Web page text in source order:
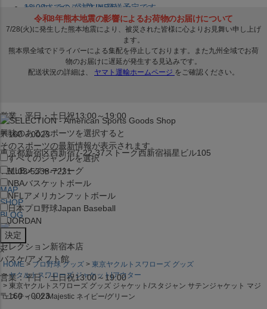
セレクション公式LINE@
営業：平日・土日祝13:00～19:00
〒160－0023
東京都新宿区西新宿7-22-37ストーク西新宿福星ビル105
TEL:03-5338-7231
MAP
SHOP
BLOG
セレクション新宿本店
バスケ/アメフト館
営業：平日・土日祝13:00～19:00
〒160－0023
12:00までのご注文は発送予定です。
在庫品は 1-3営業日内で発送!! ※お取寄せ商品は対象外
興味のあるスポーツを選択すると
そのスポーツの最新情報が表示されます。
すべてのジャンルを選択
MLBメジャーリーグ
NBAバスケットボール
NFL アメリカンフットボール
日本プロ野球Japan Baseball
JORDAN
x
HOME プロ野球 グッズ
東京ヤクルトスワローズ グッズ
ヤクルトスワローズ ジャケット|アウター
東京ヤクルトスワローズ グッズ ジャケット/スタジャン サテンジャケット マジ
ェスティック/Majestic ネイビー/グリーン